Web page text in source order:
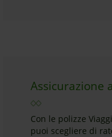
Assicurazione
Con le polizze
puoi scegliere di